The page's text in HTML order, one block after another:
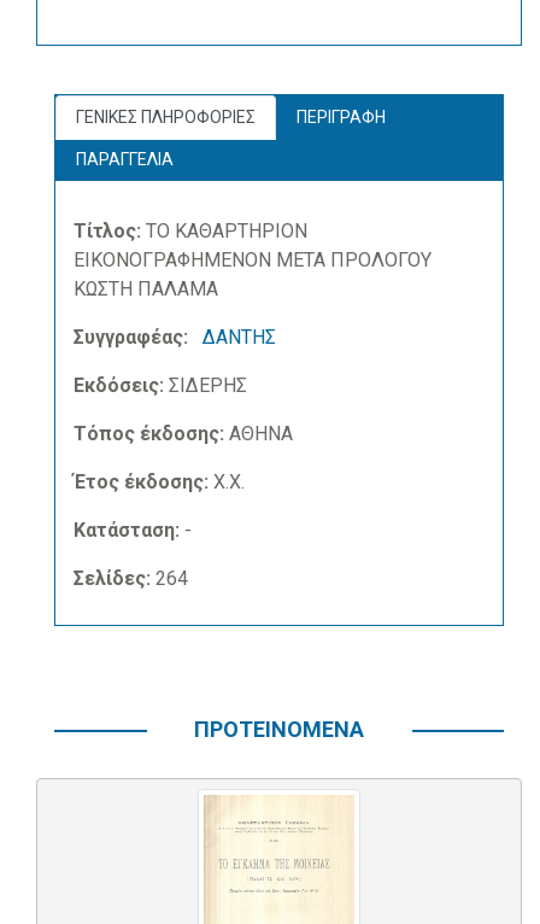
ΓΕΝΙΚΕΣ ΠΛΗΡΟΦΟΡΙΕΣ ΠΕΡΙΓΡΑΦΗ
ΠΑΡΑΓΓΕΛΙΑ
Τίτλος: ΤΟ ΚΑΘΑΡΤΗΡΙΟΝ
ΕΙΚΟΝΟΓΡΑΦΗΜΕΝΟΝ ΜΕΤΑ ΠΡΟΛΟΓΟΥ
ΚΩΣΤΗ ΠΑΛΑΜΑ
Συγγραφέας: ΔΑΝΤΗΣ
Εκδόσεις: ΣΙΔΕΡΗΣ
Τόπος έκδοσης: ΑΘΗΝΑ
Έτος έκδοσης: Χ.Χ.
Κατάσταση: -
Σελίδες: 264
ΠΡΟΤΕΙΝΟΜΕΝΑ